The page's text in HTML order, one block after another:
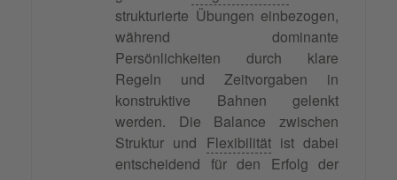
strukturierte Übungen einbezogen,
während dominante
Persönlichkeiten durch klare
Regeln und Zeitvorgaben in
konstruktive Bahnen gelenkt
werden. Die Balance zwischen
Struktur und Flexibilitätist dabei
entscheidend für den Erfolg der